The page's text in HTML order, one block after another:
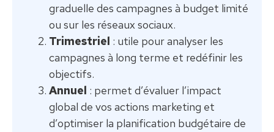
graduelle des campagnes à budget limité
ou sur les réseaux sociaux.
Trimestriel : utile pour analyser les
campagnes à long terme et redéfinir les
objectifs.
Annuel : permet d’évaluer l’impact
global de vos actions marketing et
d’optimiser la planification budgétaire de